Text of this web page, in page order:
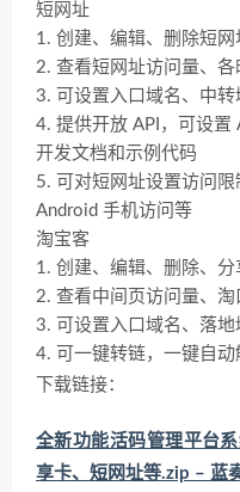
短网址
1. 创建、编辑、删除短网
2. 查看短网址访问量、各
3. 可设置入口域名、中转
4. 提供开放 API，可设置
开发文档和示例代码
5. 可对短网址设置访问
Android 手机访问等
淘宝客
1. 创建、编辑、删除、分
2. 查看中间页访问量、
3. 可设置入口域名、落
4. 可一键转链，一键自
下载链接：
全新功能活码管理平台
享卡、短网址等.zip – 蓝